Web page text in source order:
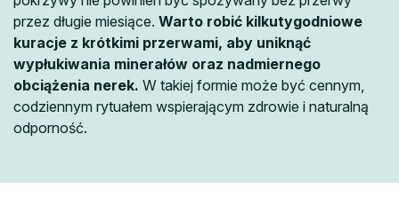
przez długie miesiące. Warto robić kilkutygodniowe
kuracje z krótkimi przerwami, aby uniknąć
wypłukiwania minerałów oraz nadmiernego
obciążenia nerek. W takiej formie może być cennym,
codziennym rytuałem wspierającym zdrowie i naturalną
odporność.